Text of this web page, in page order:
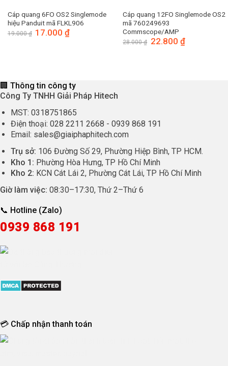
Cáp quang 6FO OS2 Singlemode
hiệu Panduit mã FLKL906
19.000₫ Giá
gốc
17.000₫
Cáp quang 12FO Singlemode OS2
mã 760249693
Commscope/AMP
28.000₫ Giá
gốc
22.800 ₫Giá
🏢 Thông tin công ty
Công Ty TNHH Giải Pháp Hitech
MST: 0318751865
Điện thoại: 028 2211 2668 - 0939 868 191
Email: sales@giaiphaphitech.com
Trụ sở: 106 Đường Số 29, Phường Hiệp Bình, TP HCM.
Kho 1: Phường Hòa Hưng, TP Hồ Chí Minh
Kho 2: KCN Cát Lái 2, Phường Cát Lái, TP Hồ Chí Minh
Giờ làm việc: 08:30–17:30, Thứ 2–Thứ 6
📞 Hotline (Zalo)
0939 868 191
💳 Chấp nhận thanh toán